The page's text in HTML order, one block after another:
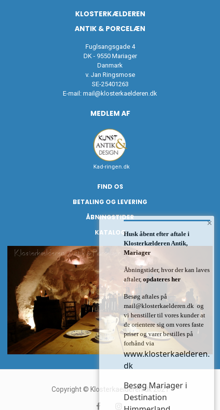
KLOSTERKÆLDEREN
ANTIK & PORCELÆN
Fuglsangsgade 4
DK - 9550 Mariager
Danmark
v. Jan Ringsmose
SE-25401263
E-mail: mail@klosterkaelderen.dk
MEDLEM AF
Kad-ringen.dk
FIND OS
BETALING OG LEVERING
ÅBNINGSTIDER
KATALOG
Copyright © Klosterkaelderen.dk 2021
×
Husk åbent efter aftale i
Klosterkælderen Antik,
Mariager
Åbningstider, hvor der kan laves
aftaler, opdateres her
Besøg aftales på
mail@klosterkaelderen.dk og
vi henstiller til vores kunder at
de orientere sig om vores faste
priser og varer bestilles på
forhånd via
www.klosterkaelderen.
dk
Besøg Mariager i
Destination